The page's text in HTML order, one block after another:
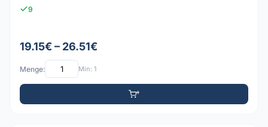
9
19.15€ – 26.51€
Menge: Min: 1